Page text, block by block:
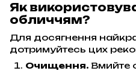
Як
обличчям?
Для досягнення
дотримуйтесь цих
Очищення. Вмийте